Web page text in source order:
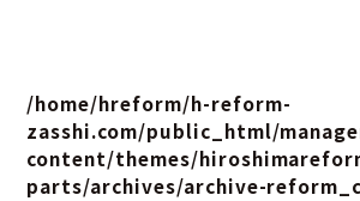
/home/hreform/h-reform-
zasshi.com/public_html/
content/themes/
parts/archives/archive-